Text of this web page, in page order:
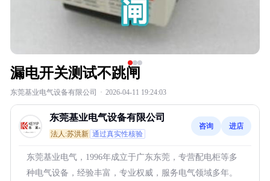
漏电开关测试不跳闸
东莞基业电气设备有限公司 · 2026-04-11 19:24:03
东莞基业电气设备有限公司
法人:苏洪新 通过真实性核验
咨询 进店
东莞基业电气，1996年成立于广东东莞，专营配电柜等多
种电气设备，经验丰富，专业权威，服务电气领域多年。